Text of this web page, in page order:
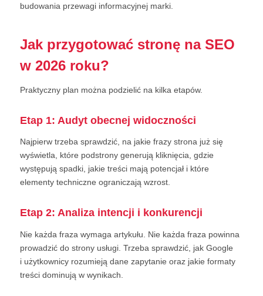
budowania przewagi informacyjnej marki.
Jak przygotować stronę na SEO
w 2026 roku?
Praktyczny plan można podzielić na kilka etapów.
Etap 1: Audyt obecnej widoczności
Najpierw trzeba sprawdzić, na jakie frazy strona już się
wyświetla, które podstrony generują kliknięcia, gdzie
występują spadki, jakie treści mają potencjał i które
elementy techniczne ograniczają wzrost.
Etap 2: Analiza intencji i konkurencji
Nie każda fraza wymaga artykułu. Nie każda fraza powinna
prowadzić do strony usługi. Trzeba sprawdzić, jak Google
i użytkownicy rozumieją dane zapytanie oraz jakie formaty
treści dominują w wynikach.